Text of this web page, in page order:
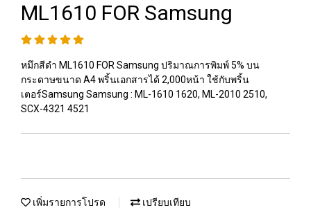
ML1610 FOR Samsung
หมึกสีดำ ML1610 FOR Samsung ปริมาณการพิมพ์ 5% บน
กระดาษขนาด A4 พริ้นเอกสารได้ 2,000หน้า ใช้กับพริ้น
เตอร์Samsung Samsung : ML-1610 1620, ML-2010 2510,
SCX-4321 4521
เพิ่มรายการโปรด เปรียบเทียบ